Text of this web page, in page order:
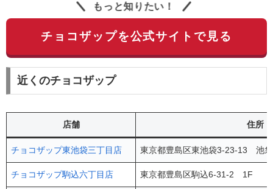
もっと知りたい！
チョコザップを公式サイトで見る
近くのチョコザップ
店舗 住所
チョコザップ東池袋三丁目店 東京都豊島区東池袋3-23-13 池
チョコザップ駒込六丁目店 東京都豊島区駒込6-31-2 1F